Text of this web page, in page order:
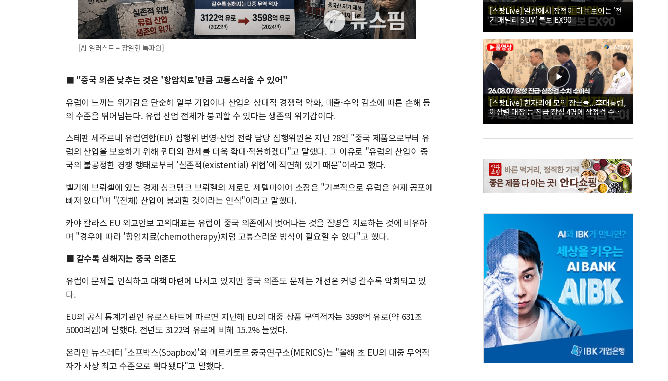
[AI 일러스트 = 장일현 특파원]
■ "중국 의존 낮추는 것은 '항암치료'만큼 고통스러울 수 있어"
유럽이 느끼는 위기감은 단순히 일부 기업이나 산업의 상대적 경쟁력 약화, 매출·수익 감소에 따른 손해 등
의 수준을 뛰어넘는다. 유럽 산업 전체가 붕괴할 수 있다는 생존의 위기감이다.
스테판 세주르네 유럽연합(EU) 집행위 번영·산업 전략 담당 집행위원은 지난 28일 "중국 제품으로부터 유
럽의 산업을 보호하기 위해 쿼터와 관세를 더욱 확대·적용하겠다"고 말했다. 그 이유로 "유럽의 산업이 중
국의 불공정한 경쟁 행태로부터 '실존적(existential) 위협'에 직면해 있기 때문"이라고 했다.
벨기에 브뤼셀에 있는 경제 싱크탱크 브뤼헬의 제로민 제텔마이어 소장은 "기본적으로 유럽은 현재 공포에
빠져 있다"며 "(전체) 산업이 붕괴할 것이라는 인식"이라고 말했다.
카야 칼라스 EU 외교안보 고위대표는 유럽이 중국 의존에서 벗어나는 것을 질병을 치료하는 것에 비유하
며 "경우에 따라 '항암치료(chemotherapy)처럼 고통스러운 방식이 필요할 수 있다"고 했다.
■ 갈수록 심해지는 중국 의존도
유럽이 문제를 인식하고 대책 마련에 나서고 있지만 중국 의존도 문제는 개선은 커녕 갈수록 악화되고 있
다.
EU의 공식 통계기관인 유로스타트에 따르면 지난해 EU의 대중 상품 무역적자는 3598억 유로(약 631조
5000억원)에 달했다. 전년도 3122억 유로에 비해 15.2% 늘었다.
온라인 뉴스레터 '소프박스(Soapbox)'와 메르카토르 중국연구소(MERICS)는 "올해 초 EU의 대중 무역적
자가 사상 최고 수준으로 확대됐다"고 말했다.
[스팟Live] 일상에서 장점이 더 돋보이는 '전
기 패밀리 SUV' 볼보 EX90
[스팟Live] 한자리에 모인 장군들...李대통령,
이상렬 대장 등 진급 장성 4명에 삼정검 수치
직접 수여｜26.08.07 장성 진급·삼정검 수치